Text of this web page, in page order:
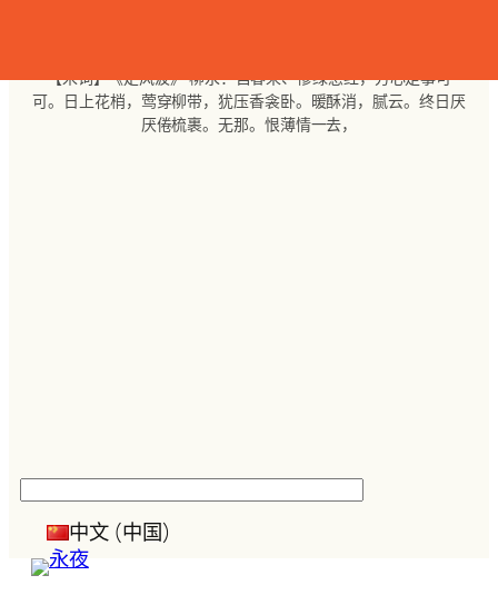
内
【宋词】《定风波》 柳永：自春来、惨绿愁红，芳心是事可
可。日上花梢，莺穿柳带，犹压香衾卧。暖酥消，腻云。终日厌
厌倦梳裹。无那。恨薄情一去，
中文 (中国)